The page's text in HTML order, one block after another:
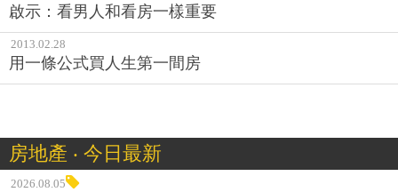
啟示：看男人和看房一樣重要
2013.02.28
用一條公式買人生第一間房
房地產 ‧ 今日最新
2026.08.05